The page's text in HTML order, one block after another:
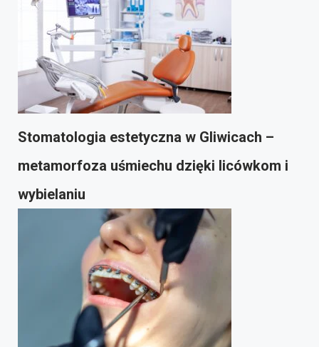
Stomatologia estetyczna w Gliwicach –
metamorfoza uśmiechu dzięki licówkom i
wybielaniu